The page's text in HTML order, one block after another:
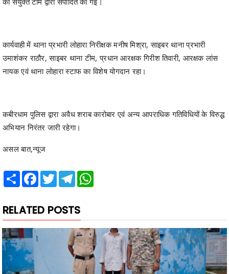
कार्यवाही में थाना प्रभारी लोहारा निरीक्षक मनीष मिश्रा, साइबर थाना प्रभारी
उमाशंकर राठौर, साइबर थाना टीम, प्रधान आरक्षक गिरीश तिवारी, आरक्षक लांस
नायक एवं थाना लोहारा स्टाफ का विशेष योगदान रहा।
कबीरधाम पुलिस द्वारा अवैध शराब कारोबार एवं अन्य आपराधिक गतिविधियों के विरुद्ध
अभियान निरंतर जारी रहेगा।
असल बात,न्यूज
Share Facebook
Twitter Telegram
RELATED POSTS